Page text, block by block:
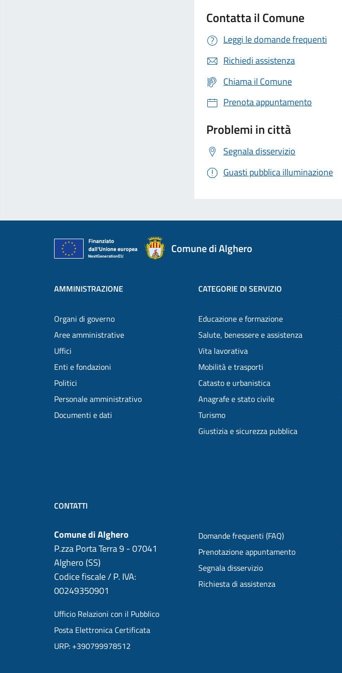
Contatta il Comune
Leggi le domande frequenti
Richiedi assistenza
Chiama il Comune
Prenota appuntamento
Problemi in città
Segnala disservizio
Guasti pubblica illuminazione
Comune di Alghero
AMMINISTRAZIONE
Organi di governo
Aree amministrative
Uffici
Enti e fondazioni
Politici
Personale amministrativo
Documenti e dati
CATEGORIE DI SERVIZIO
Educazione e formazione
Salute, benessere e assistenza
Vita lavorativa
Mobilità e trasporti
Catasto e urbanistica
Anagrafe e stato civile
Turismo
Giustizia e sicurezza pubblica
CONTATTI
Comune di Alghero
P.zza Porta Terra 9 - 07041
Alghero (SS)
Codice fiscale / P. IVA:
00249350901
Ufficio Relazioni con il Pubblico
Posta Elettronica Certificata
URP: +390799978512
Domande frequenti (FAQ)
Prenotazione appuntamento
Segnala disservizio
Richiesta di assistenza